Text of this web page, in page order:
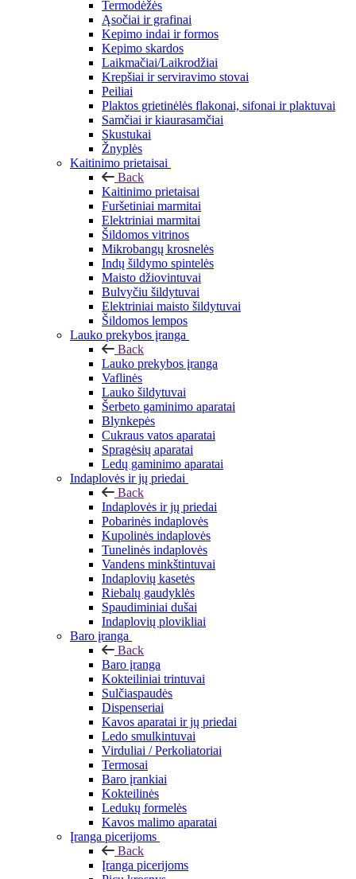
Termodėžės
Ąsočiai ir grafinai
Kepimo indai ir formos
Kepimo skardos
Laikmačiai/Laikrodžiai
Krepšiai ir serviravimo stovai
Peiliai
Plaktos grietinėlės flakonai, sifonai ir plaktuvai
Samčiai ir kiaurasamčiai
Skustukai
Žnyplės
Kaitinimo prietaisai
Back
Kaitinimo prietaisai
Furšetiniai marmitai
Elektriniai marmitai
Šildomos vitrinos
Mikrobangų krosnelės
Indų šildymo spintelės
Maisto džiovintuvai
Bulvyčiu šildytuvai
Elektriniai maisto šildytuvai
Šildomos lempos
Lauko prekybos įranga
Back
Lauko prekybos įranga
Vaflinės
Lauko šildytuvai
Šerbeto gaminimo aparatai
Blynkepės
Cukraus vatos aparatai
Spragėsių aparatai
Ledų gaminimo aparatai
Indaplovės ir jų priedai
Back
Indaplovės ir jų priedai
Pobarinės indaplovės
Kupolinės indaplovės
Tunelinės indaplovės
Vandens minkštintuvai
Indaplovių kasetės
Riebalų gaudyklės
Spaudiminiai dušai
Indaplovių plovikliai
Baro įranga
Back
Baro įranga
Kokteiliniai trintuvai
Sulčiaspaudės
Dispenseriai
Kavos aparatai ir jų priedai
Ledo smulkintuvai
Virduliai / Perkoliatoriai
Termosai
Baro įrankiai
Kokteilinės
Ledukų formelės
Kavos malimo aparatai
Įranga picerijoms
Back
Įranga picerijoms